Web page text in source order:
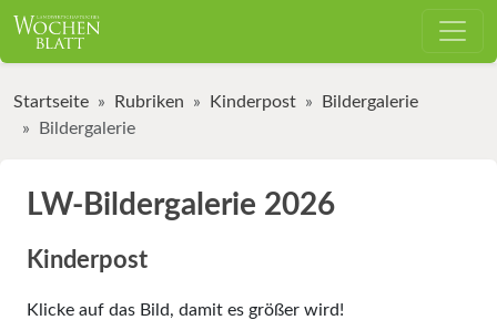
Startseite Rubriken Kinderpost
Bildergalerie
Bildergalerie
LW-Bildergalerie 2026
Kinderpost
Klicke auf das Bild, damit es größer wird!